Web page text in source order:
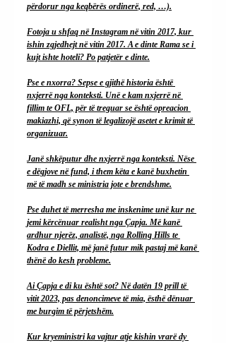
përdorur nga keqbërës ordinerë, red, …).
Fotoja u shfaq në Instagram në vitin 2017, kur
ishin zgjedhejt në vitin 2017. A e dinte Rama se i
kujt ishte hoteli? Po patjetër e dinte.
Pse e nxorra? Sepse e gjithë historia është
nxjerrë nga konteksti. Unë e kam nxjerrë në
fillim te OFL, për të treguar se është opreacion
makiazhi, që synon të legalizojë asetet e krimit të
organizuar.
Janë shkëputur dhe nxjerrë nga konteksti. Nëse
e dëgjove në fund, i them këta e kanë buxhetin
më të madh se ministria jote e brendshme.
Pse duhet të merresha me inskenime unë kur ne
jemi kërcënuar realisht nga Çapja. Më kanë
ardhur njerëz, analistë, nga Rolling Hills te
Kodra e Diellit, më janë futur mik pastaj më kanë
thënë do kesh probleme.
Ai Çapja e di ku është sot? Në datën 19 prill të
vitit 2023, pas denoncimeve të mia, ësthë dënuar
me burgim të përjetshëm.
Kur kryeministri ka vajtur atje kishin vrarë dy